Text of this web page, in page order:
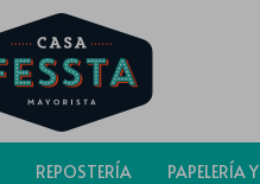
REPOSTERÍA PAPELERÍA Y